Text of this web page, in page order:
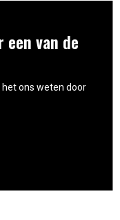
van de
ons weten door